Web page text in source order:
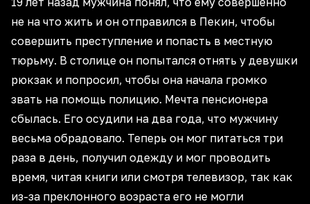
не на что жить и он отправился в Пекин, чтобы
совершить преступление и попасть в местную
тюрьму. В столице он попытался отнять у девушки
рюкзак и попросил, чтобы она начала громко
звать на помощь полицию. Мечта пенсионера
сбылась. Его осудили на два года, что мужчину
весьма обрадовало. Теперь он мог питаться три
раза в день, получил одежду и мог проводить
время, читая книги или смотря телевизор, так как
из-за преклонного возраста его не могли